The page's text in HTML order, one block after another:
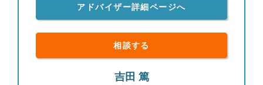
アドバイザー詳細ページへ
相談する
吉田 篤